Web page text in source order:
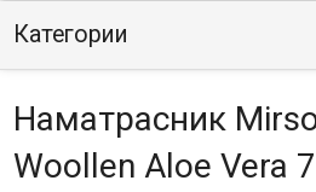
Категории
Наматрасник
Woollen Aloe Vera